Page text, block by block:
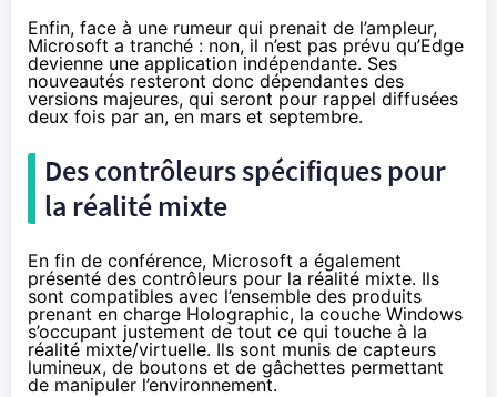
Enfin, face à une rumeur qui prenait de l’ampleur,
Microsoft a tranché : non, il n’est pas prévu qu’Edge
devienne une application indépendante. Ses
nouveautés resteront donc dépendantes des
versions majeures, qui seront pour rappel diffusées
deux fois par an, en mars et septembre.
Des contrôleurs spécifiques pour
la réalité mixte
En fin de conférence, Microsoft a également
présenté des contrôleurs pour la réalité mixte. Ils
sont compatibles avec l’ensemble des produits
prenant en charge Holographic, la couche Windows
s’occupant justement de tout ce qui touche à la
réalité mixte/virtuelle. Ils sont munis de capteurs
lumineux, de boutons et de gâchettes permettant
de manipuler l’environnement.